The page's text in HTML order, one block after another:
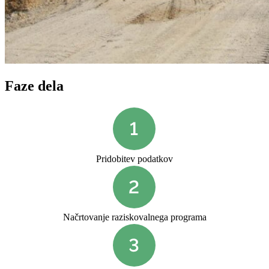
Faze dela
Pridobitev podatkov
Načrtovanje raziskovalnega programa